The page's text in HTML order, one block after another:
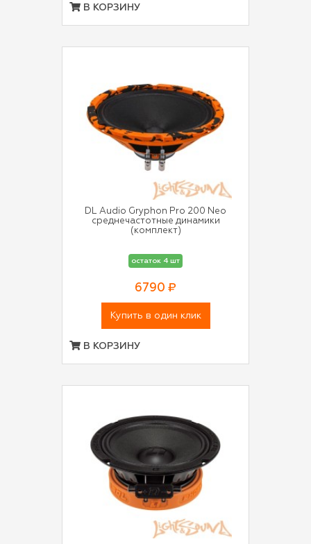
В КОРЗИНУ
DL Audio Gryphon Pro 200 Neo
среднечастотные динамики
(комплект)
остаток 4 шт
6790 ₽
Купить в один клик
В КОРЗИНУ